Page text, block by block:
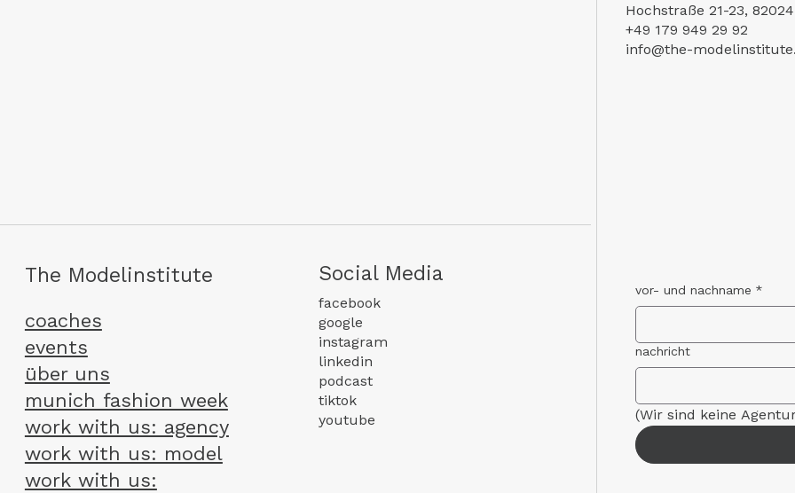
Hochstraße 21-23,
+49 179 949 29 92
info@the-
The Modelinstitute
coaches
events
über uns
munich fashion week
work with us: agency
work with us: model
work with us:
Social Media
facebook
google
instagram
linkedin
podcast
tiktok
youtube
vor- und nachname *
nachricht
(Wir sind keine